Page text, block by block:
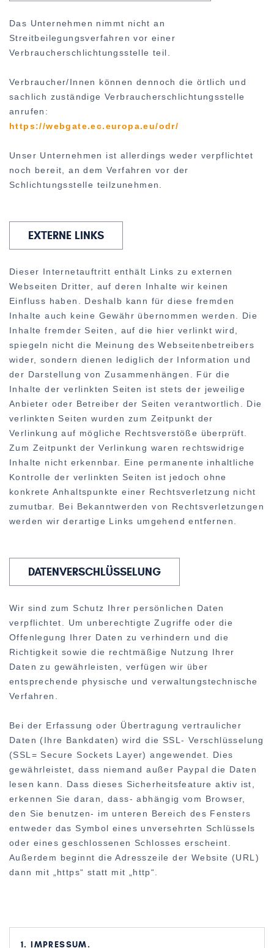
Das Unternehmen nimmt nicht an
Streitbeilegungsverfahren vor einer
Verbraucherschlichtungsstelle teil.
Verbraucher/Innen können dennoch die örtlich und
sachlich zuständige Verbraucherschlichtungsstelle
anrufen:
https://webgate.ec.europa.eu/odr/
Unser Unternehmen ist allerdings weder verpflichtet
noch bereit, an dem Verfahren vor der
Schlichtungsstelle teilzunehmen.
EXTERNE LINKS
Dieser Internetauftritt enthält Links zu externen
Webseiten Dritter, auf deren Inhalte wir keinen
Einfluss haben. Deshalb kann für diese fremden
Inhalte auch keine Gewähr übernommen werden. Die
Inhalte fremder Seiten, auf die hier verlinkt wird,
spiegeln nicht die Meinung des Webseitenbetreibers
wider, sondern dienen lediglich der Information und
der Darstellung von Zusammenhängen. Für die
Inhalte der verlinkten Seiten ist stets der jeweilige
Anbieter oder Betreiber der Seiten verantwortlich. Die
verlinkten Seiten wurden zum Zeitpunkt der
Verlinkung auf mögliche Rechtsverstöße überprüft.
Zum Zeitpunkt der Verlinkung waren rechtswidrige
Inhalte nicht erkennbar. Eine permanente inhaltliche
Kontrolle der verlinkten Seiten ist jedoch ohne
konkrete Anhaltspunkte einer Rechtsverletzung nicht
zumutbar. Bei Bekanntwerden von Rechtsverletzungen
werden wir derartige Links umgehend entfernen.
DATENVERSCHLÜSSELUNG
Wir sind zum Schutz Ihrer persönlichen Daten
verpflichtet. Um unberechtigte Zugriffe oder die
Offenlegung Ihrer Daten zu verhindern und die
Richtigkeit sowie die rechtmäßige Nutzung Ihrer
Daten zu gewährleisten, verfügen wir über
entsprechende physische und verwaltungstechnische
Verfahren.
Bei der Erfassung oder Übertragung vertraulicher
Daten (Ihre Bankdaten) wird die SSL- Verschlüsselung
(SSL= Secure Sockets Layer) angewendet. Dies
gewährleistet, dass niemand außer Paypal die Daten
lesen kann. Dass dieses Sicherheitsfeature aktiv ist,
erkennen Sie daran, dass- abhängig vom Browser,
den Sie benutzen- im unteren Bereich des Fensters
entweder das Symbol eines unversehrten Schlüssels
oder eines geschlossenen Schlosses erscheint.
Außerdem beginnt die Adresszeile der Website (URL)
dann mit „https“ statt mit „http“.
1. IMPRESSUM